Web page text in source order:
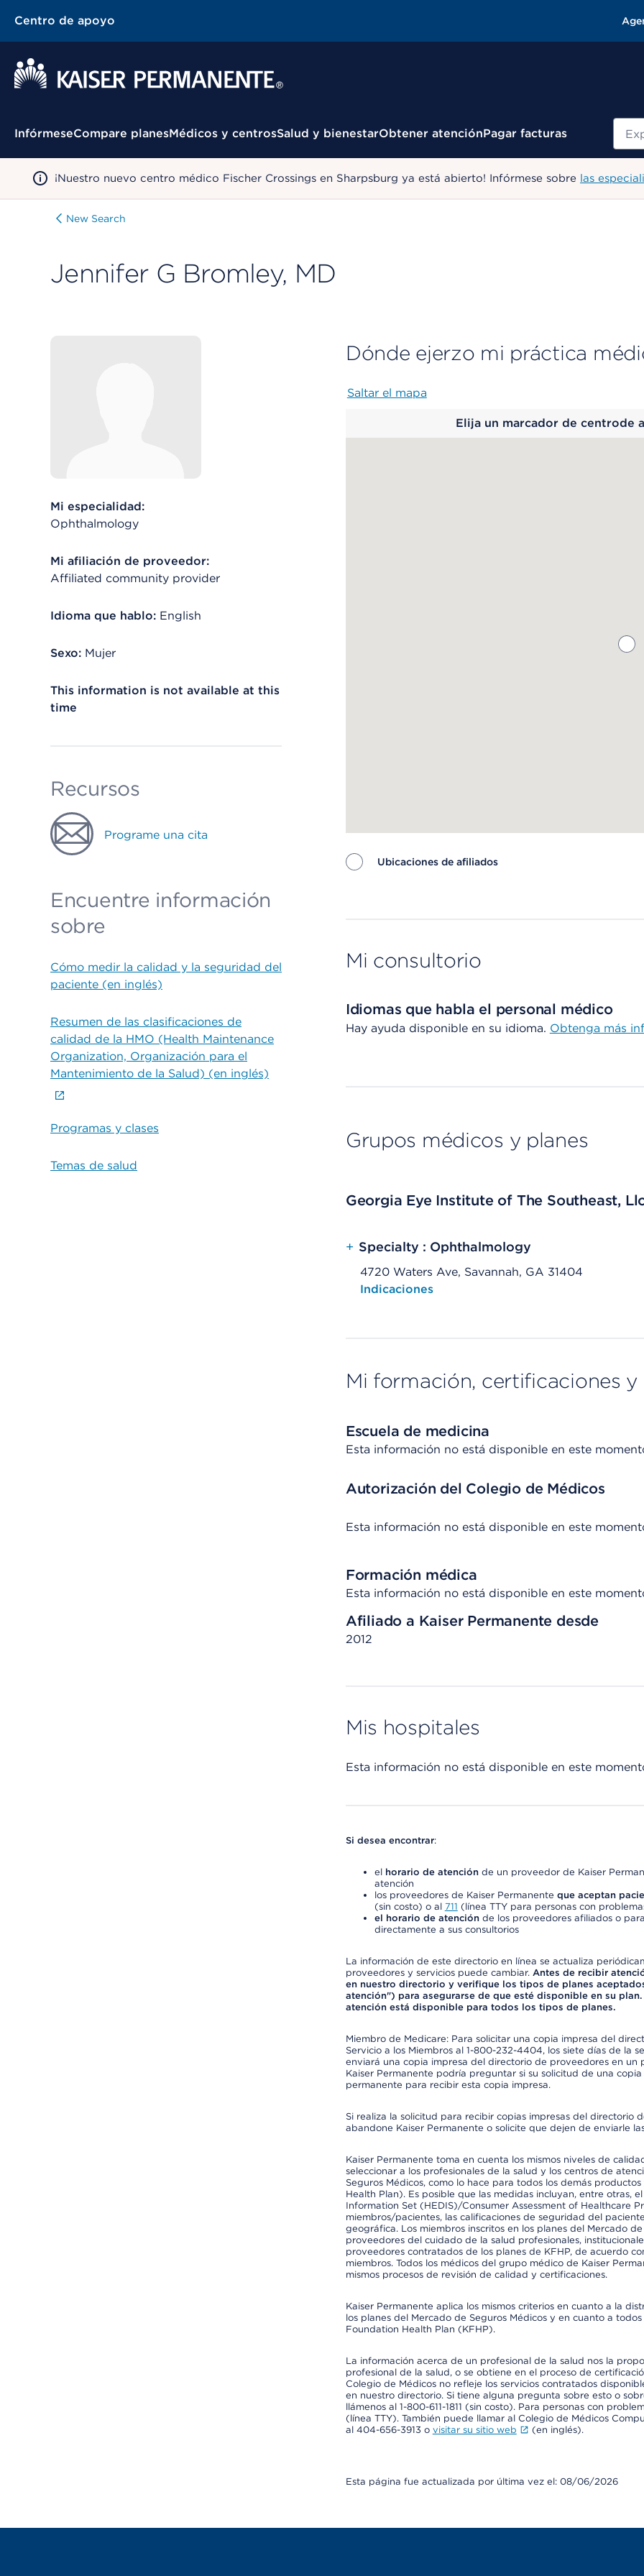
Centro de apoyo
Menú contextual
InfórmeseCompare planesMédicos y centrosSalud y bienestarObtener atenciónPagar facturas
¡Nuestro nuevo centro médico Fischer Crossings en Sharpsburg ya está abierto! Infórmese sobre las
New Search
Jennifer G Bromley, MD
Mi especialidad:
Ophthalmology
Mi afiliación de proveedor:
Affiliated community provider
Idioma que hablo: English
Sexo: Mujer
This information is not available at this
time
Recursos
Programe una cita
Encuentre información
sobre
Cómo medir la calidad y la seguridad del
paciente (en inglés)
Resumen de las clasificaciones de
calidad de la HMO (Health Maintenance
Organization, Organización para el
Mantenimiento de la Salud) (en inglés)
Programas y clases
Temas de salud
Dónde ejerzo mi práctica
Saltar el mapa
Elija un marcador de centrode
Ubicaciones de afiliados
Mi consultorio
Idiomas que habla el personal médico
Hay ayuda disponible en su idioma. Obtenga más
Grupos médicos y planes
Georgia Eye Institute of The Southeast,
+ Specialty : Ophthalmology
4720 Waters Ave, Savannah, GA 31404
Opens native map application on mobile devices
Indicaciones
Mi formación, certificaciones y
Escuela de medicina
Esta información no está disponible en este
Autorización del Colegio de Médicos
Esta información no está disponible en este
Formación médica
Esta información no está disponible en este
Afiliado a Kaiser Permanente desde
2012
Mis hospitales
Esta información no está disponible en este
Si desea encontrar:
el horario de atenciónde un proveedor de Kaiser
atención
los proveedores de Kaiser Permanente que aceptan
(sin costo) o al 711 (línea TTY para personas con
el horario de atenciónde los proveedores afiliados o
directamente a sus consultorios
La información de este directorio en línea se actualiza
proveedores y servicios puede cambiar. Antes de recibir
en nuestro directorio y verifique los tipos de planes
atención") para asegurarse de que esté disponible en su
atención está disponible para todos los tipos de planes.
Miembro de Medicare: Para solicitar una copia impresa del
Servicio a los Miembros al 1-800-232-4404, los siete días de la
enviará una copia impresa del directorio de proveedores en un
Kaiser Permanente podría preguntar si su solicitud de una
permanente para recibir esta copia impresa.
Si realiza la solicitud para recibir copias impresas del directorio
abandone Kaiser Permanente o solicite que dejen de enviarle
Kaiser Permanente toma en cuenta los mismos niveles de
seleccionar a los profesionales de la salud y los centros de
Seguros Médicos, como lo hace para todos los demás
Health Plan). Es posible que las medidas incluyan, entre otras,
Information Set (HEDIS)/Consumer Assessment of Healthcare
miembros/pacientes, las calificaciones de seguridad del
geográfica. Los miembros inscritos en los planes del Mercado
proveedores del cuidado de la salud profesionales,
proveedores contratados de los planes de KFHP, de acuerdo
miembros. Todos los médicos del grupo médico de Kaiser
mismos procesos de revisión de calidad y certificaciones.
Kaiser Permanente aplica los mismos criterios en cuanto a la
los planes del Mercado de Seguros Médicos y en cuanto a
Foundation Health Plan (KFHP).
La información acerca de un profesional de la salud nos la
profesional de la salud, o se obtiene en el proceso de
Colegio de Médicos no refleje los servicios contratados
en nuestro directorio. Si tiene alguna pregunta sobre esto o
llámenos al 1-800-611-1811 (sin costo). Para personas con
(línea TTY). También puede llamar al Colegio de Médicos
al 404-656-3913 o visitar su sitio web (en inglés).
Esta página fue actualizada por última vez el: 08/06/2026